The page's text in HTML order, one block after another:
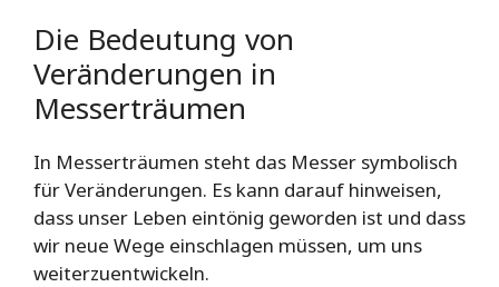
Die Bedeutung von
Veränderungen in
Messerträumen
In Messerträumen steht das Messer symbolisch
für Veränderungen. Es kann darauf hinweisen,
dass unser Leben eintönig geworden ist und dass
wir neue Wege einschlagen müssen, um uns
weiterzuentwickeln.